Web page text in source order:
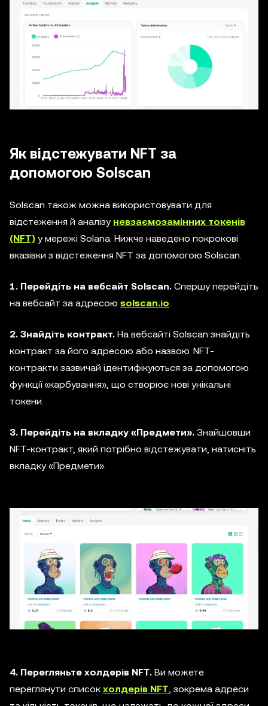
Як відстежувати NFT за
допомогою Solscan
Solscan також можна використовувати для
відстеження й аналізу невзаємозамінних токенів
(NFT) у мережі Solana. Нижче наведено покрокові
вказівки з відстеження NFT за допомогою Solscan.
1. Перейдіть на вебсайт Solscan. Спершу перейдіть
на вебсайт за адресою solscan.io.
2. Знайдіть контракт. На вебсайті Solscan знайдіть
контракт за його адресою або назвою. NFT-
контракти зазвичай ідентифікуються за допомогою
функції «карбування», що створює нові унікальні
токени.
3. Перейдіть на вкладку «Предмети». Знайшовши
NFT-контракт, який потрібно відстежувати, натисніть
вкладку «Предмети».
4. Перегляньте холдерів NFT. Ви можете
переглянути список холдерів NFT, зокрема адреси